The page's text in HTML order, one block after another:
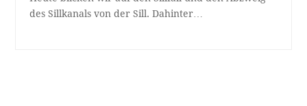
des Sillkanals von der Sill. Dahinter…